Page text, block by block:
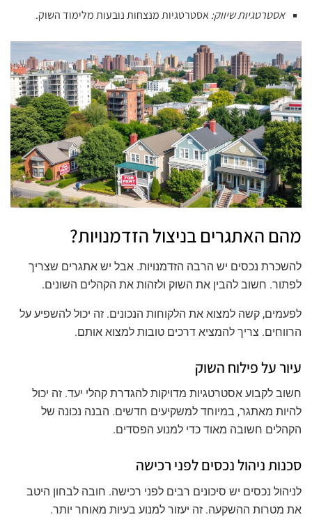
אסטרטגיות שיווק: אסטרטגיות מנצחות נובעות מלימוד השוק.
מהם האתגרים בניצול הזדמנויות?
להשכרת נכסים יש הרבה הזדמנויות. אבל יש אתגרים שצריך
לפתור. חשוב להבין את השוק ולזהות את הקהלים השונים.
לפעמים, קשה למצוא את הלקוחות הנכונים. זה יכול להשפיע על
הרווחים. צריך להמציא דרכים טובות למצוא אותם.
עיור על פילוח השוק
חשוב לקבוע אסטרטגיות מדויקות להגדרת קהלי יעד. זה יכול
להיות מאתגר, במיוחד למשקיעים חדשים. הבנה נכונה של
הקהלים חשובה מאוד כדי למנוע הפסדים.
סכנות ניהול נכסים לפני רכישה
לניהול נכסים יש סיכונים רבים לפני רכישה. חובה לבחון היטב
את מטרות ההשקעה. זה יעזור למנוע בעיות מאוחר יותר.